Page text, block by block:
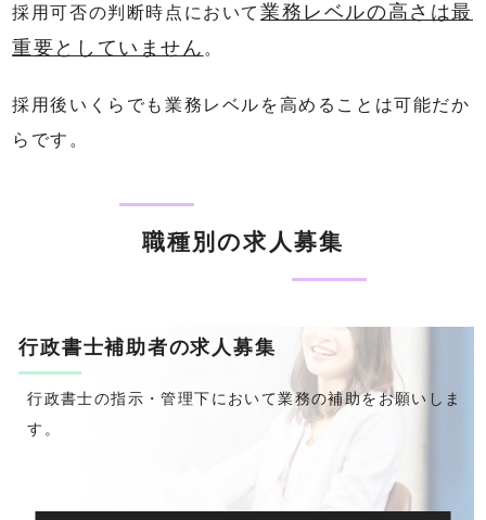
採用可否の判断時点において業務レベルの高さは最
重要としていません 。
採用後いくらでも業務レベルを高めることは可能だか
らです。
職種別の求人募集
行政書士補助者の求人募集
行政書士の指示・管理下において業務の補助をお願いしま
す。